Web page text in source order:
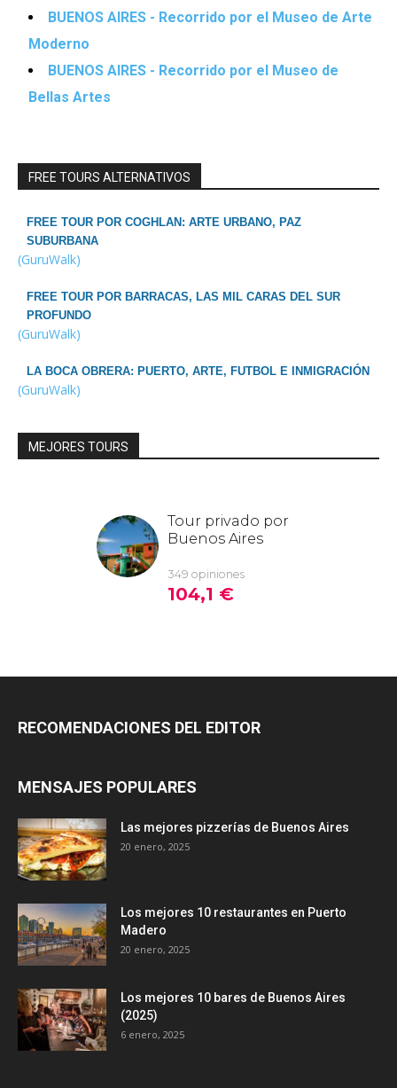
BUENOS AIRES - Recorrido por el Museo de Arte
Moderno
BUENOS AIRES - Recorrido por el Museo de
Bellas Artes
FREE TOURS ALTERNATIVOS
FREE TOUR POR COGHLAN: ARTE URBANO, PAZ
SUBURBANA
(GuruWalk)
FREE TOUR POR BARRACAS, LAS MIL CARAS DEL SUR
PROFUNDO
(GuruWalk)
LA BOCA OBRERA: PUERTO, ARTE, FUTBOL E INMIGRACIÓN
(GuruWalk)
MEJORES TOURS
RECOMENDACIONES DEL EDITOR
MENSAJES POPULARES
Las mejores pizzerías de Buenos Aires
20 enero, 2025
Los mejores 10 restaurantes en Puerto
Madero
20 enero, 2025
Los mejores 10 bares de Buenos Aires
(2025)
6 enero, 2025